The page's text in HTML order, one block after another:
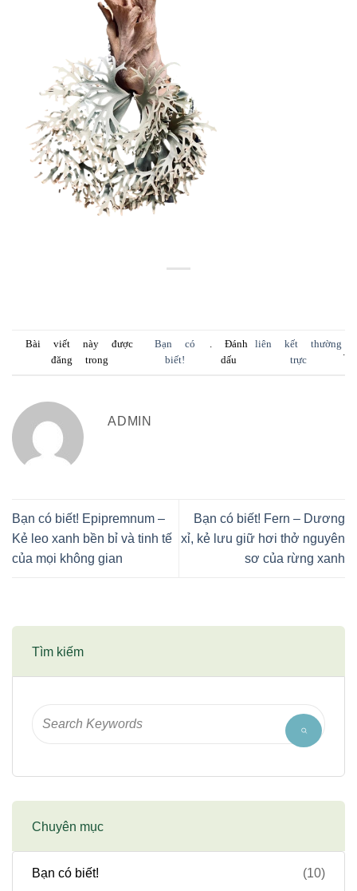
Bài viết này được
đăng trong
Bạn có
biết!
. Đánh
dấu
liên kết thường
trực
ADMIN
Bạn có biết! Epipremnum –
Kẻ leo xanh bền bỉ và tinh tế
của mọi không gian
Bạn có biết! Fern – Dương
xỉ, kẻ lưu giữ hơi thở nguyên
sơ của rừng xanh
Tìm kiếm
Chuyên mục
Bạn có biết! (10)